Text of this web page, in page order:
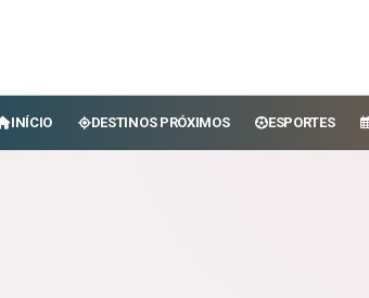
INÍCIO DESTINOS PRÓXIMOS ESPORTES